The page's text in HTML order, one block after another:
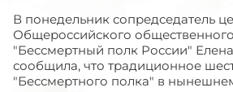
В понедельник сопредседатель
Общероссийского
"Бессмертный полк России"
сообщила, что традиционное
"Бессмертного полка" в